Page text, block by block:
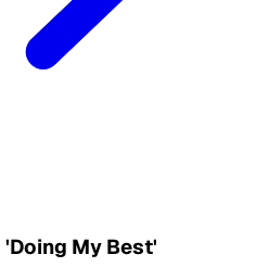
My Best'